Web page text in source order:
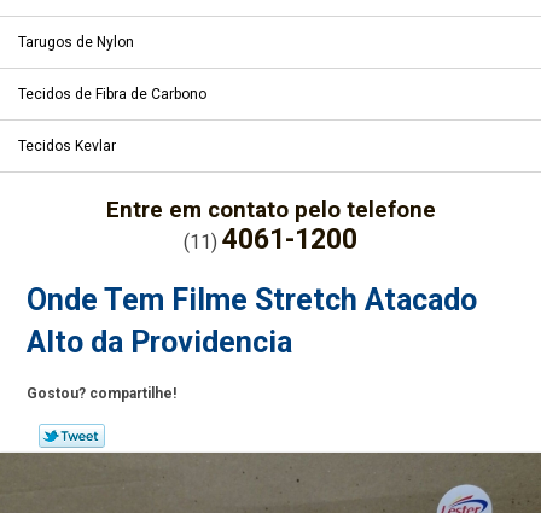
Tarugos de Nylon
Tecidos de Fibra de Carbono
Tecidos Kevlar
Entre em contato pelo telefone
(11) 4061-1200
Onde Tem Filme Stretch Atacado
Alto da Providencia
Gostou? compartilhe!